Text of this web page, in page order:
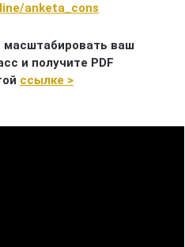
anketa_cons
масштабировать ваш
и получите PDF
ссылке >